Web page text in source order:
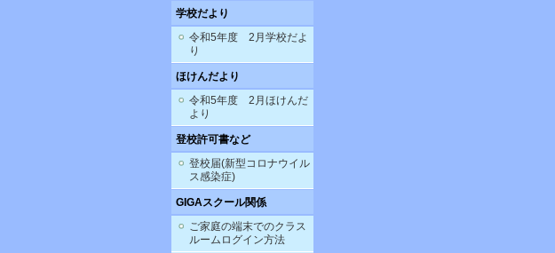
学校だより
令和5年度 2月学校だよ
り
ほけんだより
令和5年度 2月ほけんだ
より
登校許可書など
登校届(新型コロナウイル
ス感染症)
GIGAスクール関係
ご家庭の端末でのクラス
ルームログイン方法